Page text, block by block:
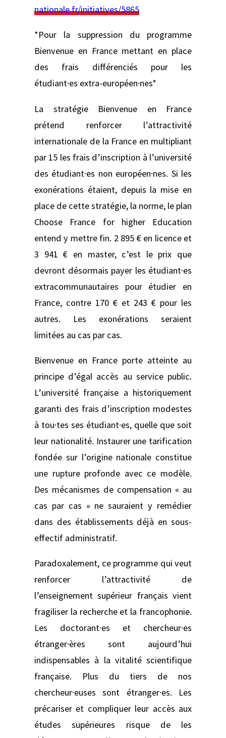
nationale.fr/initiatives/5865
*Pour la suppression du programme
Bienvenue en France mettant en place
des frais différenciés pour les
étudiant·es extra-européen·nes*
La stratégie Bienvenue en France
prétend renforcer l’attractivité
internationale de la France en multipliant
par 15 les frais d’inscription à l’université
des étudiant·es non européen·nes. Si les
exonérations étaient, depuis la mise en
place de cette stratégie, la norme, le plan
Choose France for higher Education
entend y mettre fin. 2 895 € en licence et
3 941 € en master, c’est le prix que
devront désormais payer les étudiant·es
extracommunautaires pour étudier en
France, contre 170 € et 243 € pour les
autres. Les exonérations seraient
limitées au cas par cas.
Bienvenue en France porte atteinte au
principe d’égal accès au service public.
L’université française a historiquement
garanti des frais d’inscription modestes
à tou·tes ses étudiant·es, quelle que soit
leur nationalité. Instaurer une tarification
fondée sur l’origine nationale constitue
une rupture profonde avec ce modèle.
Des mécanismes de compensation « au
cas par cas » ne sauraient y remédier
dans des établissements déjà en sous-
effectif administratif.
Paradoxalement, ce programme qui veut
renforcer l’attractivité de
l’enseignement supérieur français vient
fragiliser la recherche et la francophonie.
Les doctorant·es et chercheur·es
étranger·ères sont aujourd’hui
indispensables à la vitalité scientifique
française. Plus du tiers de nos
chercheur·euses sont étranger·es. Les
précariser et compliquer leur accès aux
études supérieures risque de les